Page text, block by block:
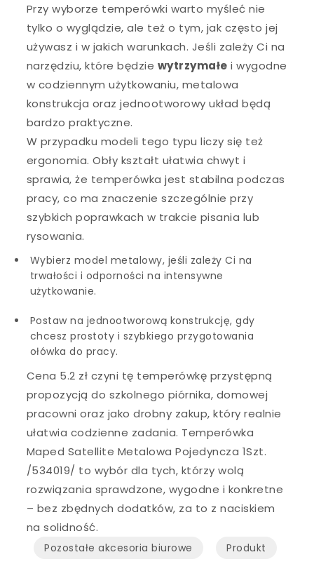
Przy wyborze temperówki warto myśleć nie
tylko o wyglądzie, ale też o tym, jak często jej
używasz i w jakich warunkach. Jeśli zależy Ci na
narzędziu, które będzie wytrzymałe i wygodne
w codziennym użytkowaniu, metalowa
konstrukcja oraz jednootworowy układ będą
bardzo praktyczne.
W przypadku modeli tego typu liczy się też
ergonomia. Obły kształt ułatwia chwyt i
sprawia, że temperówka jest stabilna podczas
pracy, co ma znaczenie szczególnie przy
szybkich poprawkach w trakcie pisania lub
rysowania.
Wybierz model metalowy, jeśli zależy Ci na
trwałości i odporności na intensywne
użytkowanie.
Postaw na jednootworową konstrukcję, gdy
chcesz prostoty i szybkiego przygotowania
ołówka do pracy.
Cena 5.2 zł czyni tę temperówkę przystępną
propozycją do szkolnego piórnika, domowej
pracowni oraz jako drobny zakup, który realnie
ułatwia codzienne zadania. Temperówka
Maped Satellite Metalowa Pojedyncza 1Szt.
/534019/ to wybór dla tych, którzy wolą
rozwiązania sprawdzone, wygodne i konkretne
– bez zbędnych dodatków, za to z naciskiem
na solidność.
Pozostałe akcesoria biurowe Produkt